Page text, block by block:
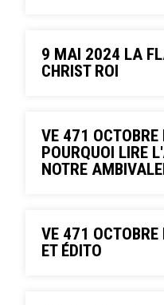
9 MAI 2024 LA
CHRIST ROI
VE 471 OCTOBRE
POURQUOI LIRE
NOTRE
VE 471
ET ÉDITO